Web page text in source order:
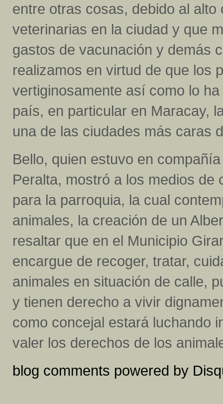
entre otras cosas, debido al
veterinarias en la ciudad y que
gastos de vacunación y demás
realizamos en virtud de que los
vertiginosamente así como lo
país, en particular en Maracay,
una de las ciudades más caras
Bello, quien estuvo en
Peralta, mostró a los medios
para la parroquia, la cual
animales, la creación de un
resaltar que en el Municipio
encargue de recoger, tratar,
animales en situación de calle,
y tienen derecho a vivir
como concejal estará luchando
valer los derechos de los
blog comments powered by